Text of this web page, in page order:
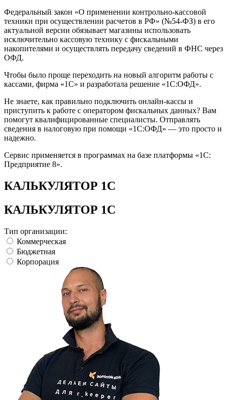
Федеральный закон «О применении контрольно-кассовой
техники при осуществлении расчетов в РФ» (№54-ФЗ) в его
актуальной версии обязывает магазины использовать
исключительно кассовую технику с фискальными
накопителями и осуществлять передачу сведений в ФНС через
ОФД.
Чтобы было проще переходить на новый алгоритм работы с
кассами, фирма «1С» и разработала решение «1С:ОФД».
Не знаете, как правильно подключить онлайн-кассы и
приступить к работе с оператором фискальных данных? Вам
помогут квалифицированные специалисты. Отправлять
сведения в налоговую при помощи «1С:ОФД» — это просто и
надежно.
Сервис применяется в программах на базе платформы «1С:
Предприятие 8».
КАЛЬКУЛЯТОР 1С
КАЛЬКУЛЯТОР 1С
Тип организации:
Коммерческая
Бюджетная
Корпорация